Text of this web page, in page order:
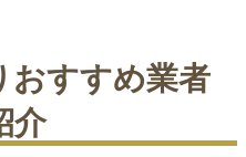
おすすめ業者
介